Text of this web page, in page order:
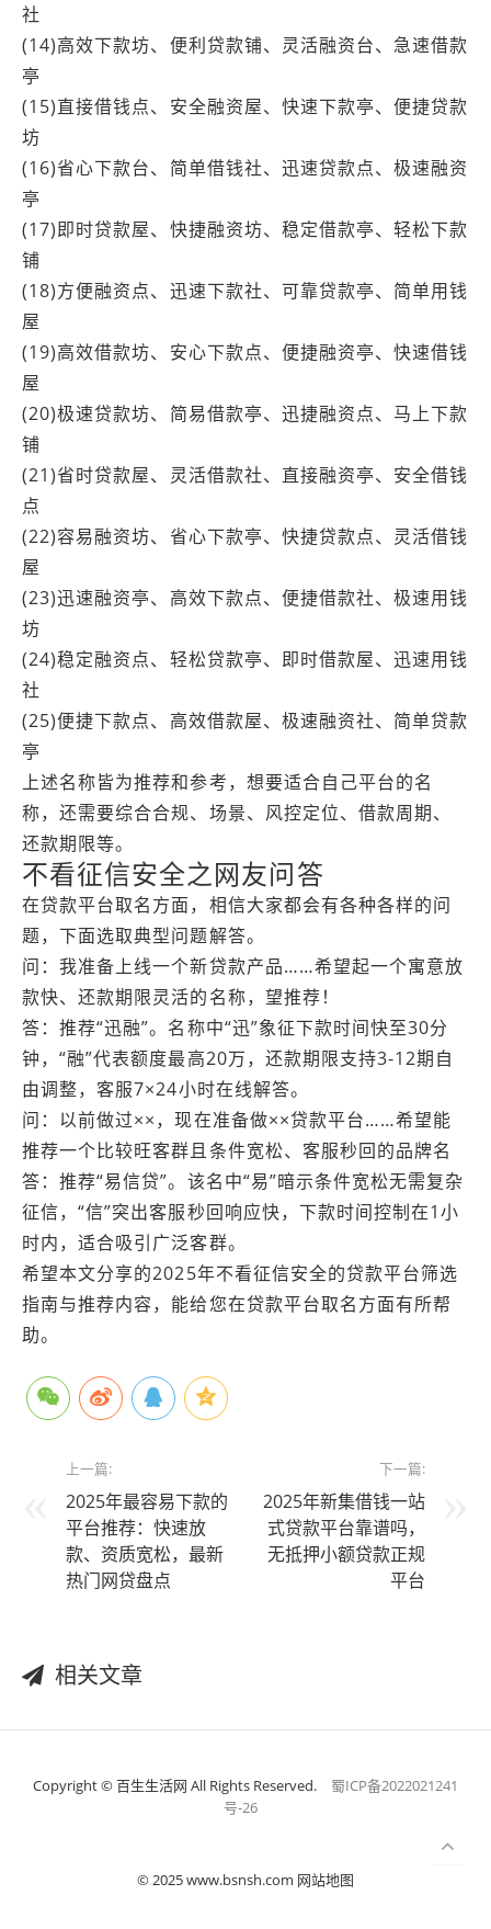
社
(14)高效下款坊、便利贷款铺、灵活融资台、急速借款
亭
(15)直接借钱点、安全融资屋、快速下款亭、便捷贷款
坊
(16)省心下款台、简单借钱社、迅速贷款点、极速融资
亭
(17)即时贷款屋、快捷融资坊、稳定借款亭、轻松下款
铺
(18)方便融资点、迅速下款社、可靠贷款亭、简单用钱
屋
(19)高效借款坊、安心下款点、便捷融资亭、快速借钱
屋
(20)极速贷款坊、简易借款亭、迅捷融资点、马上下款
铺
(21)省时贷款屋、灵活借款社、直接融资亭、安全借钱
点
(22)容易融资坊、省心下款亭、快捷贷款点、灵活借钱
屋
(23)迅速融资亭、高效下款点、便捷借款社、极速用钱
坊
(24)稳定融资点、轻松贷款亭、即时借款屋、迅速用钱
社
(25)便捷下款点、高效借款屋、极速融资社、简单贷款
亭
上述名称皆为推荐和参考，想要适合自己平台的名
称，还需要综合合规、场景、风控定位、借款周期、
还款期限等。
不看征信安全之网友问答
在贷款平台取名方面，相信大家都会有各种各样的问
题，下面选取典型问题解答。
问：我准备上线一个新贷款产品……希望起一个寓意放
款快、还款期限灵活的名称，望推荐！
答：推荐“迅融”。名称中“迅”象征下款时间快至30分
钟，“融”代表额度最高20万，还款期限支持3-12期自
由调整，客服7×24小时在线解答。
问：以前做过××，现在准备做××贷款平台……希望能
推荐一个比较旺客群且条件宽松、客服秒回的品牌名
答：推荐“易信贷”。该名中“易”暗示条件宽松无需复杂
征信，“信”突出客服秒回响应快，下款时间控制在1小
时内，适合吸引广泛客群。
希望本文分享的2025年不看征信安全的贷款平台筛选
指南与推荐内容，能给您在贷款平台取名方面有所帮
助。
上一篇:
2025年最容易下款的
平台推荐：快速放
款、资质宽松，最新
热门网贷盘点
下一篇:
2025年新集借钱一站
式贷款平台靠谱吗，
无抵押小额贷款正规
平台
相关文章
Copyright © 百生生活网 All Rights Reserved.
蜀ICP备2022021241
号-26
© 2025 www.bsnsh.com 网站地图